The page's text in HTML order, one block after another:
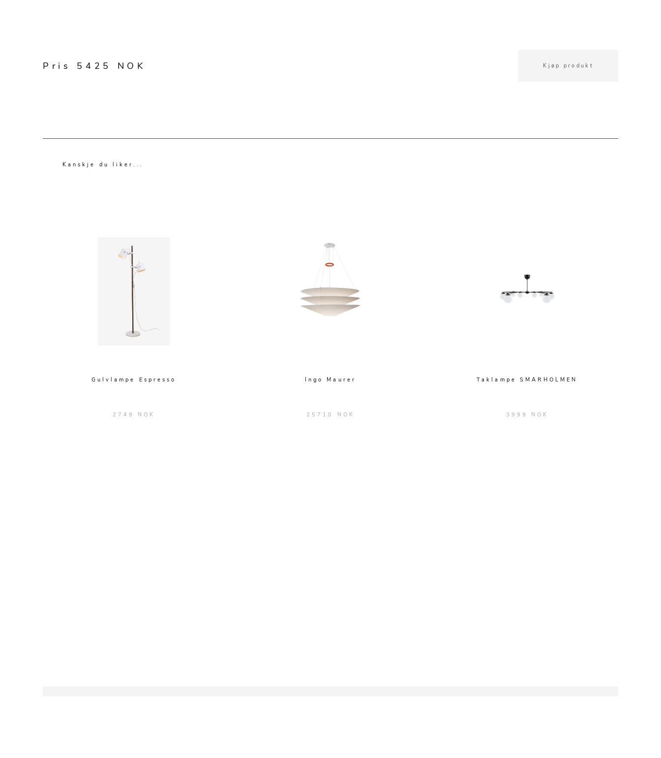
Pris 5425 NOK Kjøp produkt
Kanskje du liker...
Gulvlampe Espresso
2749 NOK
Ingo Maurer
25710 NOK
Taklampe SMARHOLMEN
3999 NOK